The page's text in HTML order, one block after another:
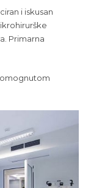
i iskusan
Primarna